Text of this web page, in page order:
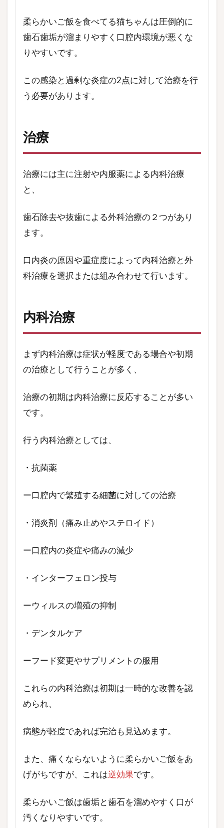
柔らかいご飯を食べてる猫ちゃんは圧倒的に
歯石歯垢が溜まりやすく口腔内環境が悪くな
りやすいです。
この感染と過剰な炎症の2点に対して治療を行
う必要があります。
治療
治療には主に注射や内服薬による内科治療
と、
歯石除去や抜歯による外科治療の２つがあり
ます。
口内炎の原因や重症度によって内科治療と外
科治療を選択または組み合わせて行います。
内科治療
まず内科治療は症状が軽度である場合や初期
の治療として行うことが多く、
治療の初期は内科治療に反応することが多い
です。
行う内科治療としては、
・抗菌薬
ー口腔内で繁殖する細菌に対しての治療
・消炎剤（痛み止めやステロイド）
ー口腔内の炎症や痛みの減少
・インターフェロン投与
ーウィルスの増殖の抑制
・デンタルケア
ーフード変更やサプリメントの服用
これらの内科治療は初期は一時的な改善を認
められ、
病態が軽度であれば完治も見込めます。
また、痛くならないように柔らかいご飯をあ
げがちですが、これは逆効果です。
柔らかいご飯は歯垢と歯石を溜めやすく口が
汚くなりやすいです。